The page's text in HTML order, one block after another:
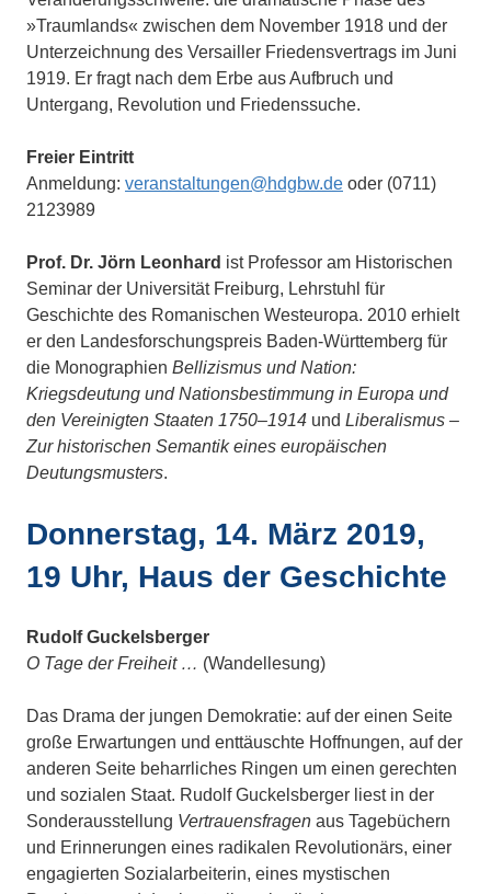
»Traumlands« zwischen dem November 1918 und der
Unterzeichnung des Versailler Friedensvertrags im Juni
1919. Er fragt nach dem Erbe aus Aufbruch und
Untergang, Revolution und Friedenssuche.
Freier Eintritt
Anmeldung: veranstaltungen@hdgbw.de oder (0711)
2123989
Prof. Dr. Jörn Leonhard ist Professor am Historischen
Seminar der Universität Freiburg, Lehrstuhl für
Geschichte des Romanischen Westeuropa. 2010 erhielt
er den Landesforschungspreis Baden-Württemberg für
die Monographien Bellizismus und Nation:
Kriegsdeutung und Nationsbestimmung in Europa und
den Vereinigten Staaten 1750–1914 und Liberalismus –
Zur historischen Semantik eines europäischen
Deutungsmusters.
Donnerstag, 14. März 2019,
19 Uhr, Haus der Geschichte
Rudolf Guckelsberger
O Tage der Freiheit … (Wandellesung)
Das Drama der jungen Demokratie: auf der einen Seite
große Erwartungen und enttäuschte Hoffnungen, auf der
anderen Seite beharrliches Ringen um einen gerechten
und sozialen Staat. Rudolf Guckelsberger liest in der
Sonderausstellung Vertrauensfragen aus Tagebüchern
und Erinnerungen eines radikalen Revolutionärs, einer
engagierten Sozialarbeiterin, eines mystischen